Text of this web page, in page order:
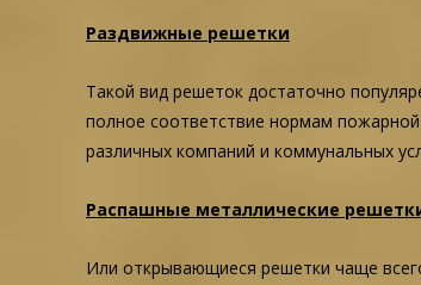
Раздвижные решетки
Такой вид решеток достаточно
полное соответствие нормам
различных компаний и коммунальных
Распашные металлические
Или открывающиеся решетки чаще